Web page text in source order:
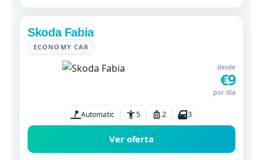
Skoda Fabia
ECONOMY CAR
desde
€9
por día
Automatic 5 2 3
Ver oferta